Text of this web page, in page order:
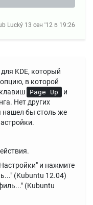
Lucký 13 сен '12 в 19:26
KDE, который
в которой
Page Up и
Нет других
нашел бы столь же
и нажмите
(Kubuntu 12.04)
(Kubuntu